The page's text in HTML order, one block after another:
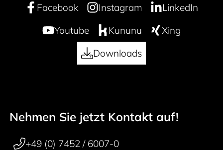
Facebook Instagram
LinkedIn
Youtube
Kununu
Xing
Downloads
50 years
Footer navigation
Nehmen Sie jetzt Kontakt auf!
+49 (0) 7452 / 6007-0